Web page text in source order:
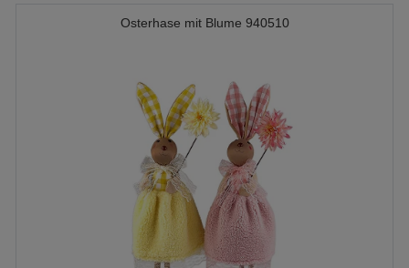
Osterhase mit Blume 940510